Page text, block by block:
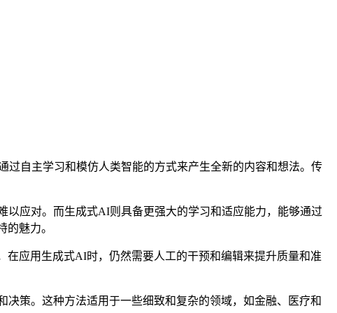
自主学习和模仿人类智能的方式来产生全新的内容和想法。传
应对。而生成式AI则具备更强大的学习和适应能力，能够通过
魅力。
应用生成式AI时，仍然需要人工的干预和编辑来提升质量和准
策。这种方法适用于一些细致和复杂的领域，如金融、医疗和